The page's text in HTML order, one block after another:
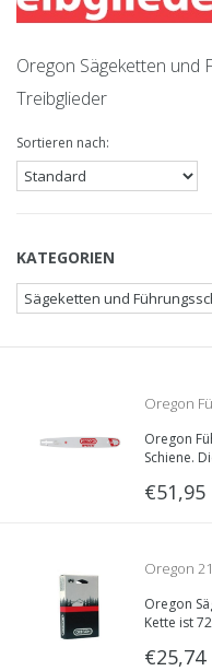
Oregon Sägeketten und
Treibglieder
Sortieren nach:
KATEGORIEN
Oregon
45cm |
Oregon
Schiene.
eine .325“
€51,95
Oregon
1.5mm |
Oregon
Kette ist
€25,74